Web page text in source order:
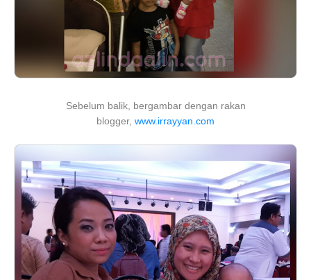
Sebelum balik, bergambar dengan rakan
blogger, www.irrayyan.com